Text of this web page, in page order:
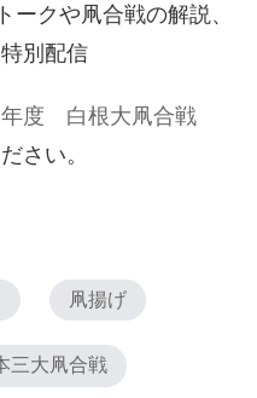
クや凧合戦の解説、
別配信
年度 白根大凧合戦
さい。
凧揚げ
三大凧合戦